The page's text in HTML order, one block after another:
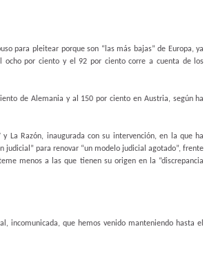
para pleitear porque son “las más bajas” de Europa, ya
por ciento y el 92 por ciento corre a cuenta de los
de Alemania y al 150 por ciento en Austria, según ha
La Razón, inaugurada con su intervención, en la que ha
judicial” para renovar “un modelo judicial agotado”, frente
menos a las que tienen su origen en la “discrepancia
incomunicada, que hemos venido manteniendo hasta el